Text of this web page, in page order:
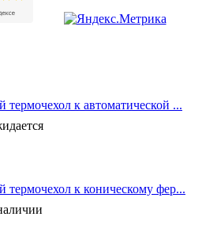
к автоматической ...
термочехол к коническому фер...